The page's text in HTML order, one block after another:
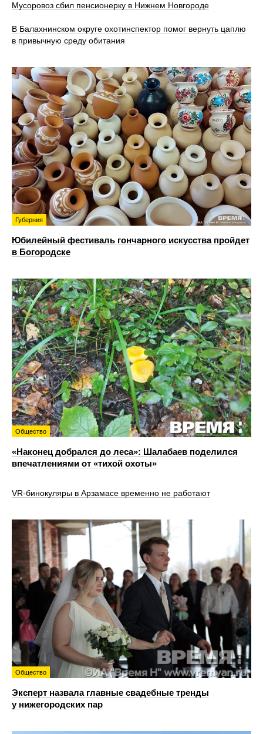
Мусоровоз сбил пенсионерку в Нижнем Новгороде
В Балахнинском округе охотинспектор помог вернуть цаплю
в привычную среду обитания
Губерния
Юбилейный фестиваль гончарного искусства пройдет
в Богородске
Общество
«Наконец добрался до леса»: Шалабаев поделился
впечатлениями от «тихой охоты»
VR‑бинокуляры в Арзамасе временно не работают
Общество
Эксперт назвала главные свадебные тренды
у нижегородских пар